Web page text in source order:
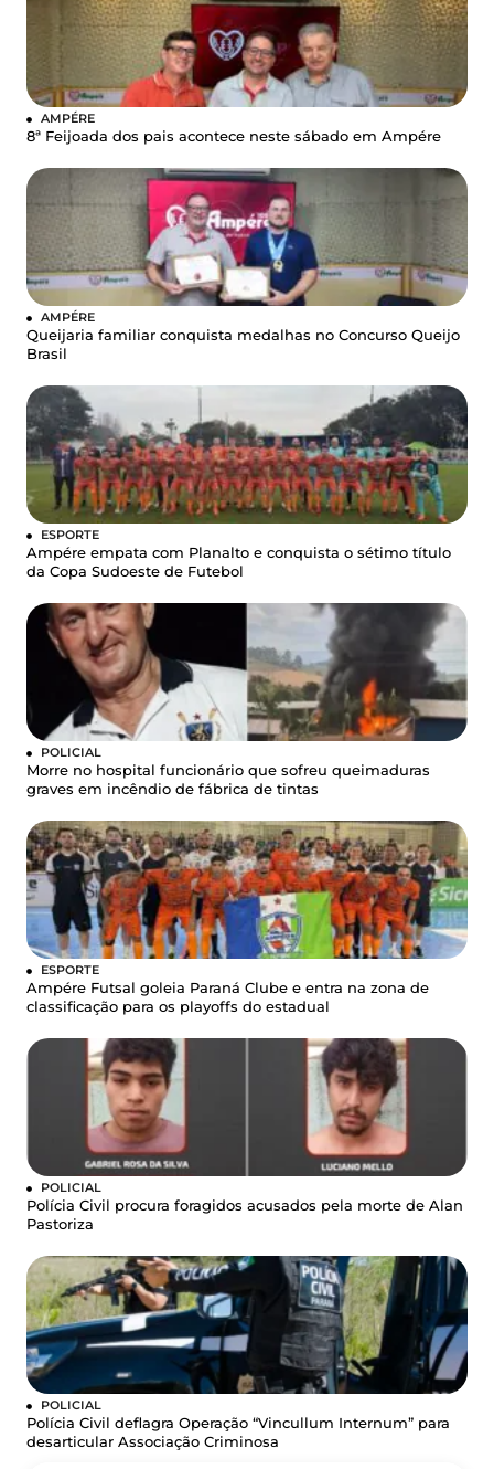
AMPÉRE
8ª Feijoada dos pais acontece neste sábado em Ampére
AMPÉRE
Queijaria familiar conquista medalhas no Concurso Queijo
Brasil
ESPORTE
Ampére empata com Planalto e conquista o sétimo título
da Copa Sudoeste de Futebol
POLICIAL
Morre no hospital funcionário que sofreu queimaduras
graves em incêndio de fábrica de tintas
ESPORTE
Ampére Futsal goleia Paraná Clube e entra na zona de
classificação para os playoffs do estadual
POLICIAL
Polícia Civil procura foragidos acusados pela morte de Alan
Pastoriza
POLICIAL
Polícia Civil deflagra Operação “Vincullum Internum” para
desarticular Associação Criminosa